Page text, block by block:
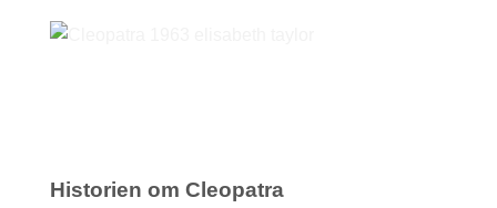
Historien om Cleopatra